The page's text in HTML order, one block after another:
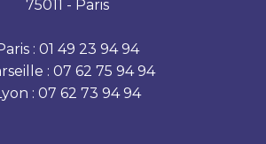
75011 - Paris
: 01 49 23 94 94
: 07 62 75 94 94
: 07 62 73 94 94